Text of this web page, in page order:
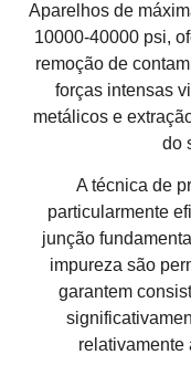
Aparelhos de
10000-40000 psi,
remoção de
forças intensas
metálicos e
do
A técnica de
particularmente
junção
impureza são
garantem
relativamente